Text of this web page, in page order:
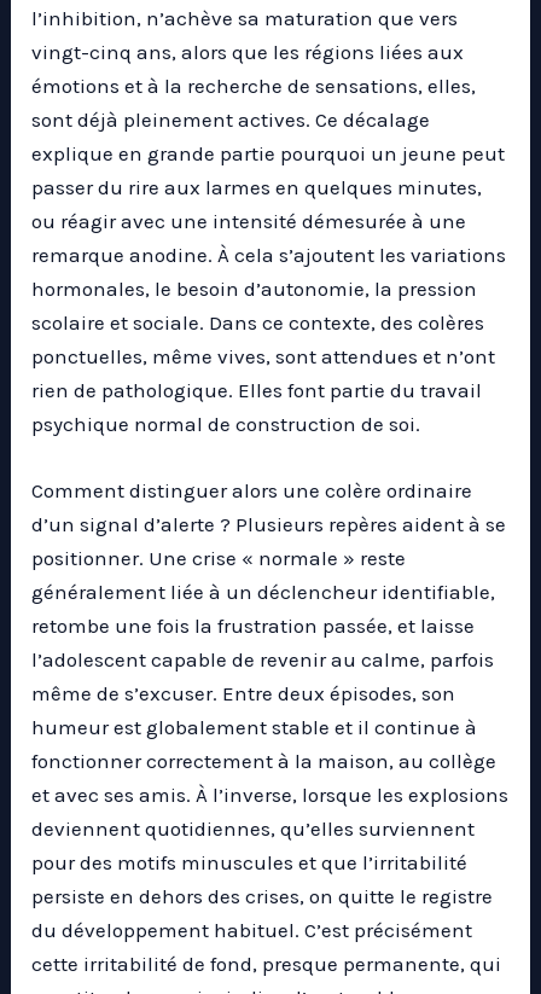
l’inhibition, n’achève sa maturation que vers
vingt-cinq ans, alors que les régions liées aux
émotions et à la recherche de sensations, elles,
sont déjà pleinement actives. Ce décalage
explique en grande partie pourquoi un jeune peut
passer du rire aux larmes en quelques minutes,
ou réagir avec une intensité démesurée à une
remarque anodine. À cela s’ajoutent les variations
hormonales, le besoin d’autonomie, la pression
scolaire et sociale. Dans ce contexte, des colères
ponctuelles, même vives, sont attendues et n’ont
rien de pathologique. Elles font partie du travail
psychique normal de construction de soi.
Comment distinguer alors une colère ordinaire
d’un signal d’alerte ? Plusieurs repères aident à se
positionner. Une crise « normale » reste
généralement liée à un déclencheur identifiable,
retombe une fois la frustration passée, et laisse
l’adolescent capable de revenir au calme, parfois
même de s’excuser. Entre deux épisodes, son
humeur est globalement stable et il continue à
fonctionner correctement à la maison, au collège
et avec ses amis. À l’inverse, lorsque les explosions
deviennent quotidiennes, qu’elles surviennent
pour des motifs minuscules et que l’irritabilité
persiste en dehors des crises, on quitte le registre
du développement habituel. C’est précisément
cette irritabilité de fond, presque permanente, qui